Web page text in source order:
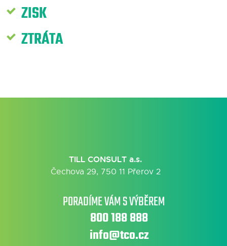
ZISK
ZTRÁTA
TILL CONSULT a.s.
Čechova 29, 750 11 Přerov 2
PORADÍME VÁM S VÝBĚREM
800 188 888
info@tco.cz